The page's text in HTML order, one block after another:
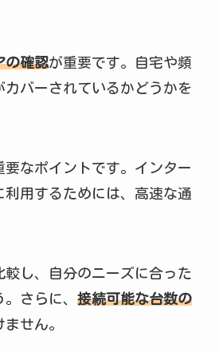
の確認が重要です。自宅や頻
バーされているかどうかを
要なポイントです。インター
利用するためには、高速な通
較し、自分のニーズに合った
さらに、 接続可能な台数の
せん。